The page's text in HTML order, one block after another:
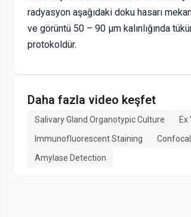
radyasyon aşağıdaki doku hasarı
ve görüntü 50 – 90 μm kalınlığında
protokoldür.
Daha fazla video keşfet
Salivary Gland Organotypic Culture
Immunofluorescent Staining
Amylase Detection